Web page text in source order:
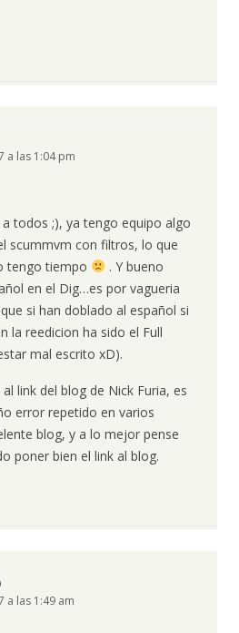
a las 1:04 pm
todos ;), ya tengo equipo algo
scummvm con filtros, lo que
tengo tiempo
. Y bueno
en el Dig…es por vagueria
si han doblado al español si
la reedicion ha sido el Full
mal escrito xD).
link del blog de Nick Furia, es
error repetido en varios
blog, y a lo mejor pense
poner bien el link al blog.
a las 1:49 am